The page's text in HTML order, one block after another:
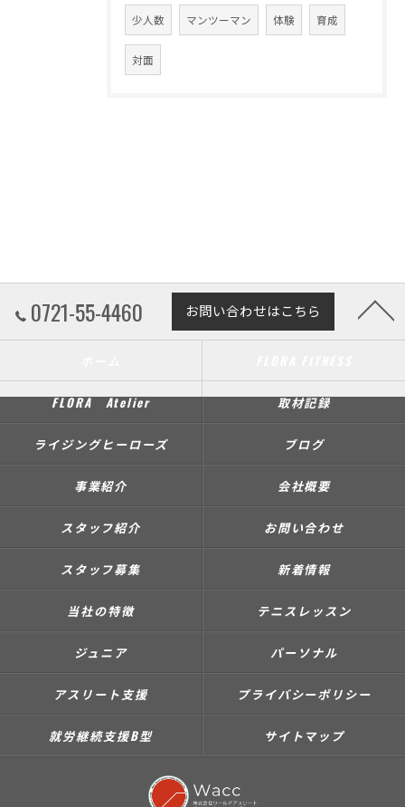
少人数 マンツーマン 体験 育成
対面
0721-55-4460 お問い合わせはこちら
FLORA Atelier 取材記録
ライジングヒーローズ ブログ
事業紹介 会社概要
スタッフ紹介 お問い合わせ
スタッフ募集 新着情報
当社の特徴 テニスレッスン
ジュニア パーソナル
アスリート支援 プライバシーポリシー
就労継続支援B型 サイトマップ